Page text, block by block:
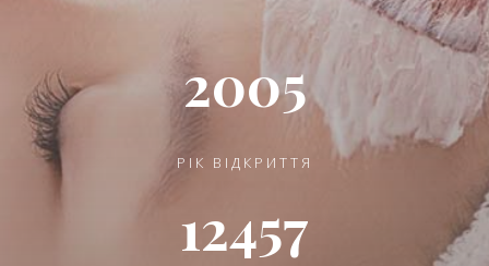
2005
РІК ВІДКРИТТЯ
12457